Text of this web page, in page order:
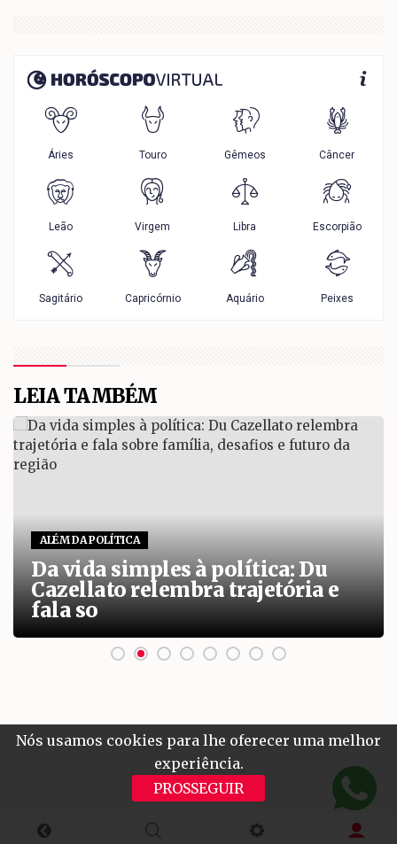
Nós usamos cookies para lhe oferecer uma melhor
experiência.
PROSSEGUIR
LEIA TAMBÉM
ALÉM DA POLÍTICA
Da vida simples à política: Du
Cazellato relembra trajetória e
fala so